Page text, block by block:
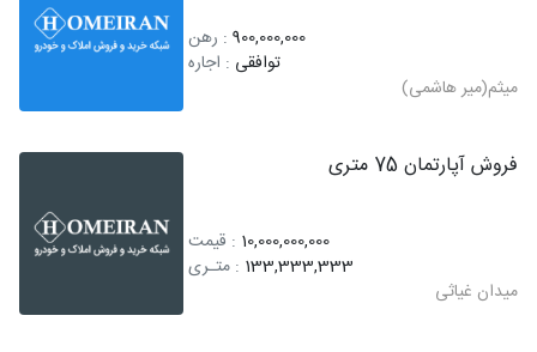
900,000,000 : رهن
توافقی : اجاره
میثم(میر هاشمی)
فروش آپارتمان 75 متری
10,000,000,000 : قیمت
133,333,333 : متـری
میدان غیاثی